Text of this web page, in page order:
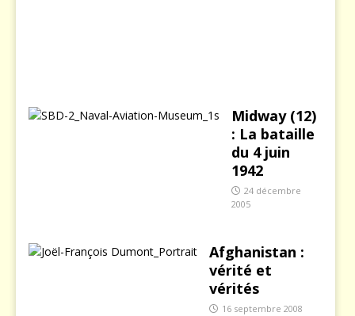
Midway (12)
: La bataille
du 4 juin
1942
24 décembre
2005
Afghanistan :
vérité et
vérités
16 septembre 2008